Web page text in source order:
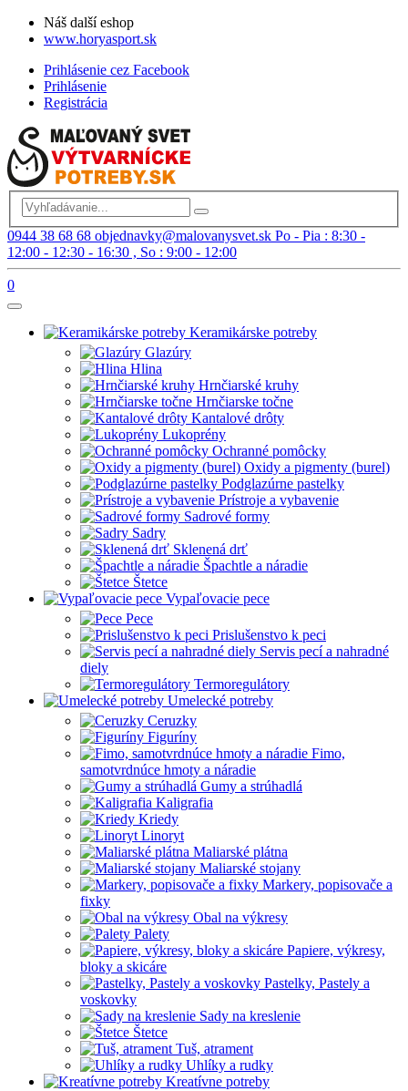
Náš další eshop
www.horyasport.sk
Prihlásenie cez Facebook
Prihlásenie
Registrácia
0944 38 68 68 objednavky@malovanysvet.sk Po - Pia : 8:30 -
12:00 - 12:30 - 16:30 , So : 9:00 - 12:00
0
Keramikárske potreby
Glazúry
Hlina
Hrnčiarské kruhy
Hrnčiarske točne
Kantalové drôty
Lukoprény
Ochranné pomôcky
Oxidy a pigmenty (burel)
Podglazúrne pastelky
Prístroje a vybavenie
Sadrové formy
Sadry
Sklenená drť
Špachtle a náradie
Štetce
Vypaľovacie pece
Pece
Prislušenstvo k peci
Servis pecí a nahradné
diely
Termoregulátory
Umelecké potreby
Ceruzky
Figuríny
Fimo,
samotvrdnúce hmoty a náradie
Gumy a strúhadlá
Kaligrafia
Kriedy
Linoryt
Maliarské plátna
Maliarské stojany
Markery, popisovače a
fixky
Obal na výkresy
Palety
Papiere, výkresy,
bloky a skicáre
Pastelky, Pastely a
voskovky
Sady na kreslenie
Štetce
Tuš, atrament
Uhlíky a rudky
Kreatívne potreby